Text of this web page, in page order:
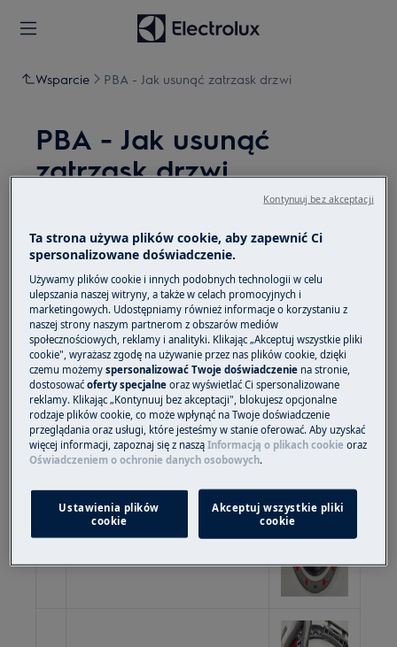
Wsparcie PBA - Jak usunąć zatrzask drzwi
PBA - Jak usunąć
zatrzask drzwi
1
Odkręć śruby mocujące go
do szafki.
Odkręć 13 śrub
obwodowych mocujących
wewnętrzną ościeżnicę
Ta strona używa plików cookie, aby zapewnić Ci
spersonalizowane doświadczenie.
Używamy plików cookie i innych podobnych technologii w celu
ulepszania naszej witryny, a także w celach promocyjnych i
marketingowych. Udostępniamy również informacje o korzystaniu z
naszej strony naszym partnerom z obszarów mediów
społecznościowych, reklamy i analityki. Klikając „Akceptuj wszystkie pliki
cookie", wyrażasz zgodę na używanie przez nas plików cookie, dzięki
czemu możemyspersonalizować Twoje doświadczenie na stronie,
dostosowaćoferty specjalne oraz wyświetlać Ci spersonalizowane
reklamy. Klikając „Kontynuuj bez akceptacji", blokujesz opcjonalne
rodzaje plików cookie, co może wpłynąć na Twoje doświadczenie
przeglądania oraz usługi, które jesteśmy w stanie oferować. Aby uzyskać
więcej informacji, zapoznaj się z nasząInformacją o plikach cookie oraz
Oświadczeniem o ochronie danych osobowych.
Ustawienia plików
cookie
Akceptuj wszystkie pliki
cookie
Kontynuuj bez akceptacji